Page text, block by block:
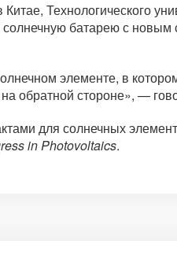
Технологического
батарею с новым
элементе, в котором
на обратной стороне», —
для солнечных
in Photovoltaics.